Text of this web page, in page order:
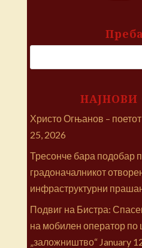
НАЈНОВИ
Христо Огњанов –
25, 2026
Тресонче бара подобар
градоначалникот
инфраструктурни
Подвиг на Бистра:
на мобилен оператор по
„заложништво“ January